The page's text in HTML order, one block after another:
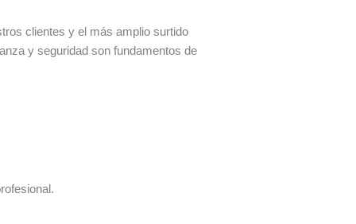
clientes y el más amplio surtido
y seguridad son fundamentos de